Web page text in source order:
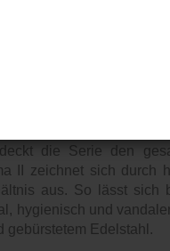
und funktionsgerechte
einem
erhalten Sie
Seifenspender bis
II ist AIR-WOLF
und
die Serie den
II zeichnet sich durch
aus. So lässt sich
hygienisch und
gebürstetem Edelstahl.